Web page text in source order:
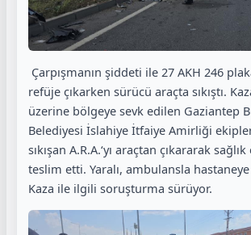
Çarpışmanın şiddeti ile 27 AKH 246
refüje çıkarken sürücü araçta sıkıştı.
üzerine bölgeye sevk edilen Gaziantep
Belediyesi İslahiye İtfaiye Amirliği
sıkışan A.R.A.‘yı araçtan çıkararak
teslim etti. Yaralı, ambulansla hastaneye
Kaza ile ilgili soruşturma sürüyor.